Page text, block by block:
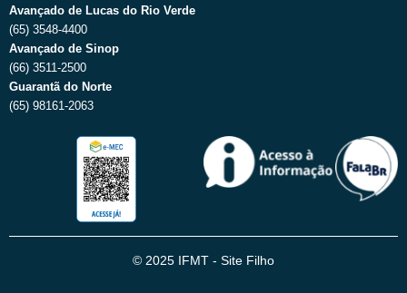
Avançado de Lucas do Rio Verde
(65) 3548-4400
Avançado de Sinop
(66) 3511-2500
Guarantã do Norte
(65) 98161-2063
© 2025 IFMT - Site Filho